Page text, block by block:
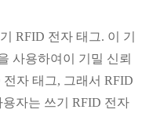
RFID 전자 태그. 이 기
사용하여이 기밀 신뢰
자 태그, 그래서 RFID
자는 쓰기 RFID 전자